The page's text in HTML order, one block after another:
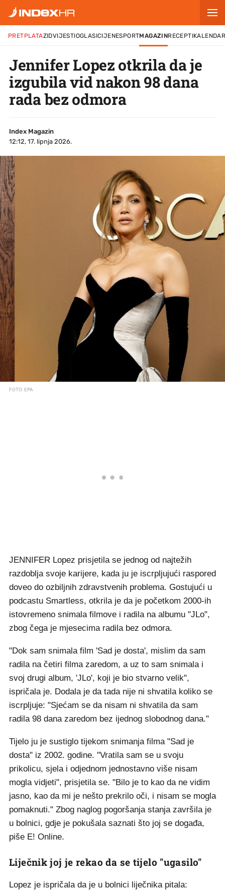
PRETPLATAZIDVIJESTIOGLASICIJENESPORTMAGAZINRECEPTI
Jennifer Lopez otkrila da je
izgubila vid nakon 98 dana
rada bez odmora
Index Magazin
12:12, 17. lipnja 2026.
FOTO: EPA
JENNIFER Lopez prisjetila se jednog od najtežih
razdoblja svoje karijere, kada ju je iscrpljujući raspored
doveo do ozbiljnih zdravstvenih problema. Gostujući u
podcastu Smartless, otkrila je da je početkom 2000-ih
istovremeno snimala filmove i radila na albumu "JLo",
zbog čega je mjesecima radila bez odmora.
"Dok sam snimala film 'Sad je dosta', mislim da sam
radila na četiri filma zaredom, a uz to sam snimala i
svoj drugi album, 'JLo', koji je bio stvarno velik",
ispričala je. Dodala je da tada nije ni shvatila koliko se
iscrpljuje: "Sjećam se da nisam ni shvatila da sam
radila 98 dana zaredom bez ijednog slobodnog dana."
Tijelo ju je sustiglo tijekom snimanja filma "Sad je
dosta" iz 2002. godine. "Vratila sam se u svoju
prikolicu, sjela i odjednom jednostavno više nisam
mogla vidjeti", prisjetila se. "Bilo je to kao da ne vidim
jasno, kao da mi je nešto prekrilo oči, i nisam se mogla
pomaknuti." Zbog naglog pogoršanja stanja završila je
u bolnici, gdje je pokušala saznati što joj se događa,
piše E! Online.
Liječnik joj je rekao da se tijelo "ugasilo"
Lopez je ispričala da je u bolnici liječnika pitala: